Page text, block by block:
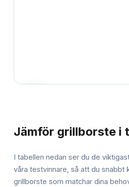
Jämför grillborste i
I tabellen nedan ser du de
våra testvinnare, så att du snabbt
grillborste som matchar dina